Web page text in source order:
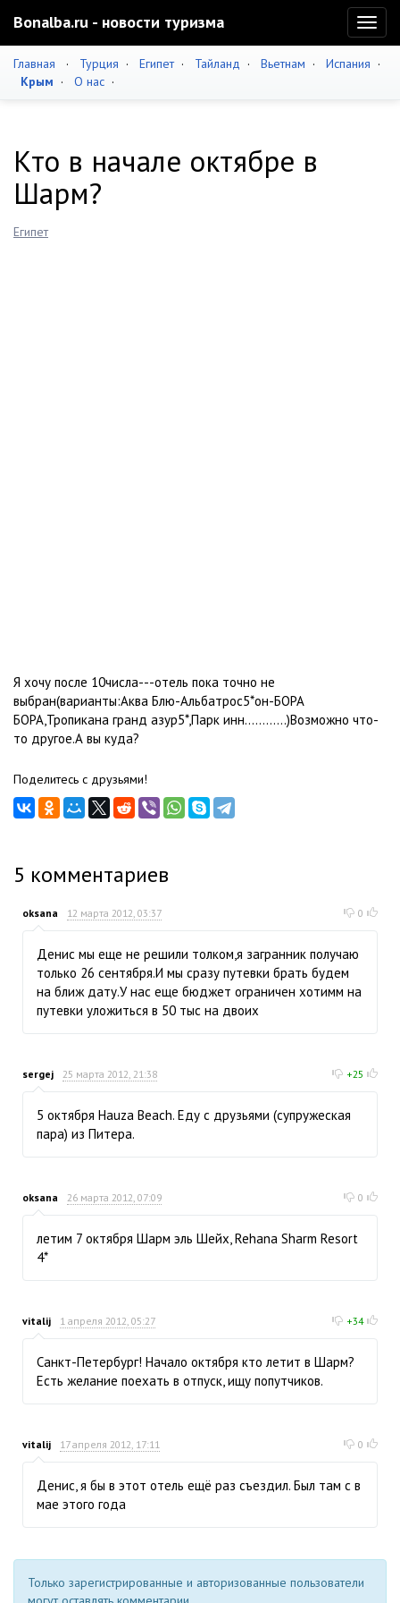
Bonalba.ru - новости туризма
Главная · Турция · Египет· Тайланд · Вьетнам · Испания ·
Крым · О нас ·
Кто в начале октябре в
Шарм?
Египет
Я хочу после 10числа---отель пока точно не
выбран(варианты:Аква Блю-Альбатрос5*он-БОРА
БОРА,Тропикана гранд азур5*,Парк инн............)Возможно что-
то другое.А вы куда?
Поделитесь с друзьями!
5 комментариев
oksana 12 марта 2012, 03:37 0
Денис мы еще не решили толком,я загранник получаю
только 26 сентября.И мы сразу путевки брать будем
на ближ дату.У нас еще бюджет ограничен хотимм на
путевки уложиться в 50 тыс на двоих
sergej 25 марта 2012, 21:38 +25
5 октября Hauza Beach. Еду с друзьями (супружеская
пара) из Питера.
oksana 26 марта 2012, 07:09 0
летим 7 октября Шарм эль Шейх, Rehana Sharm Resort
4*
vitalij 1 апреля 2012, 05:27 +34
Санкт-Петербург! Начало октября кто летит в Шарм?
Есть желание поехать в отпуск, ищу попутчиков.
vitalij 17 апреля 2012, 17:11 0
Денис, я бы в этот отель ещё раз съездил. Был там с в
мае этого года
Только зарегистрированные и авторизованные пользователи